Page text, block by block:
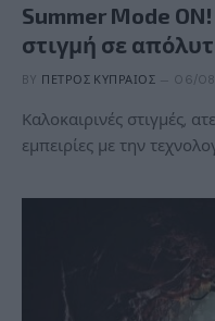
Summer Mode
στιγμή σε
BY ΠΈΤΡΟΣ ΚΥΠΡΑΊΟΣ 06/
Καλοκαιρινές στιγμές,
εμπειρίες με την